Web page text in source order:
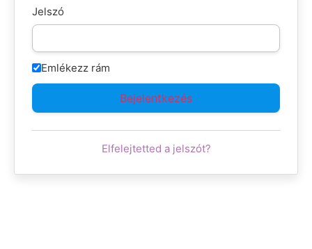
Jelszó
Emlékezz rám
Elfelejtetted a jelszót?